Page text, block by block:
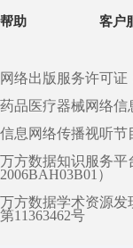
帮助 客户
网络出版服务许可证
药品医疗器械网络信
信息网络传播视听节
万方数据知识服务平
2006BAH03B01）
万方数据学术资源发
第11363462号